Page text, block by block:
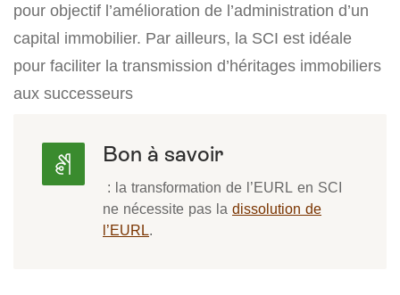
pour objectif l’amélioration de l’administration d’un
capital immobilier. Par ailleurs, la SCI est idéale
pour faciliter la transmission d’héritages immobiliers
aux successeurs
Bon à savoir
: la transformation de l’EURL en SCI
ne nécessite pas la dissolution de
l’EURL.